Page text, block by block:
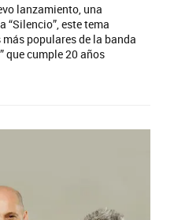
lanzamiento, una
este tema
populares de la banda
que cumple 20 años